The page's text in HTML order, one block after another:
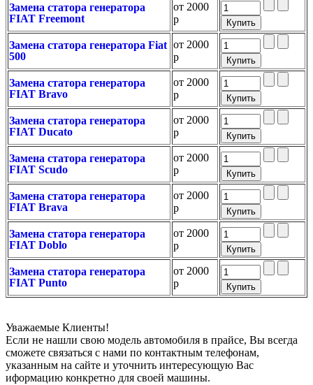
Замена статора генератора
FIAT Freemont
от 2000
р
Замена статора генератора Fiat
500
от 2000
р
Замена статора генератора
FIAT Bravo
от 2000
р
Замена статора генератора
FIAT Ducato
от 2000
р
Замена статора генератора
FIAT Scudo
от 2000
р
Замена статора генератора
FIAT Brava
от 2000
р
Замена статора генератора
FIAT Doblo
от 2000
р
Замена статора генератора
FIAT Punto
от 2000
р
Уважаемые Клиенты!
Если не нашли свою модель автомобиля в прайсе, Вы всегда
сможете связаться с нами по контактным телефонам,
указанным на сайте и уточнить интересующую Вас
иформацию конкретно для своей машины.